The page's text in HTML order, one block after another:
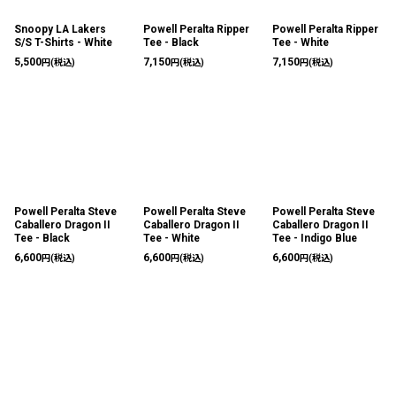
Snoopy LA Lakers
S/S T-Shirts - White
5,500円(税込)
Powell Peralta Ripper
Tee - Black
7,150円(税込)
Powell Peralta Ripper
Tee - White
7,150円(税込)
Powell Peralta Steve
Caballero Dragon II
Tee - Black
6,600円(税込)
Powell Peralta Steve
Caballero Dragon II
Tee - White
6,600円(税込)
Powell Peralta Steve
Caballero Dragon II
Tee - Indigo Blue
6,600円(税込)